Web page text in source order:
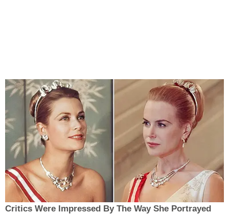
Critics Were Impressed By The Way She Portrayed